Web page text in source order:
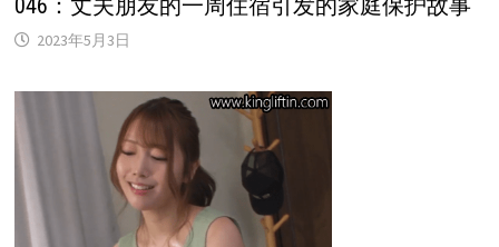
046：丈夫朋友的一周住宿引发的家庭保护故事
2023年5月3日